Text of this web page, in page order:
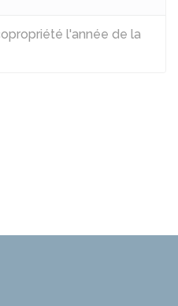
l'année de la